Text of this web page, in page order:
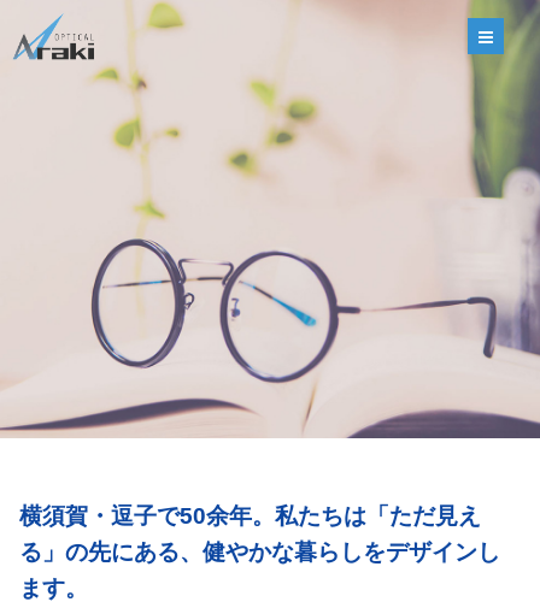
選ばれる理由
ブランド
補聴器
ショップ
ギャラリー
ブログ
横須賀・逗子で50余年。私たちは「ただ見え
る」の先にある、健やかな暮らしをデザインし
ます。